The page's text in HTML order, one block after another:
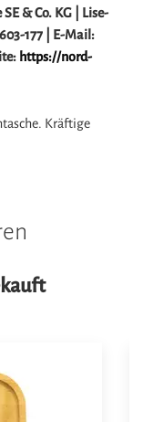
& Co. KG |
Lise-
177 |
E-Mail:
https://nord-
Kräftige